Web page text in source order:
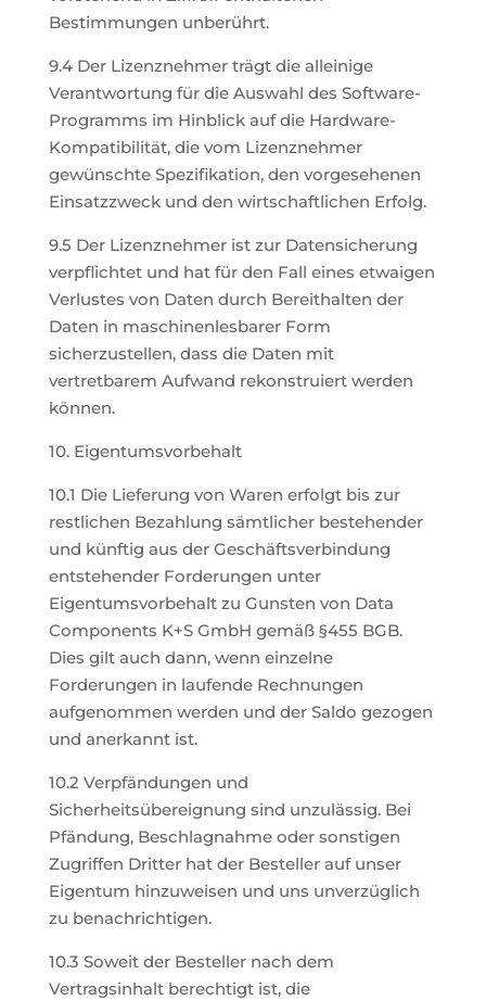
Bestimmungen unberührt.
9.4 Der Lizenznehmer trägt die alleinige
Verantwortung für die Auswahl des Software-
Programms im Hinblick auf die Hardware-
Kompatibilität, die vom Lizenznehmer
gewünschte Spezifikation, den vorgesehenen
Einsatzzweck und den wirtschaftlichen Erfolg.
9.5 Der Lizenznehmer ist zur Datensicherung
verpflichtet und hat für den Fall eines etwaigen
Verlustes von Daten durch Bereithalten der
Daten in maschinenlesbarer Form
sicherzustellen, dass die Daten mit
vertretbarem Aufwand rekonstruiert werden
können.
10. Eigentumsvorbehalt
10.1 Die Lieferung von Waren erfolgt bis zur
restlichen Bezahlung sämtlicher bestehender
und künftig aus der Geschäftsverbindung
entstehender Forderungen unter
Eigentumsvorbehalt zu Gunsten von Data
Components K+S GmbH gemäß §455 BGB.
Dies gilt auch dann, wenn einzelne
Forderungen in laufende Rechnungen
aufgenommen werden und der Saldo gezogen
und anerkannt ist.
10.2 Verpfändungen und
Sicherheitsübereignung sind unzulässig. Bei
Pfändung, Beschlagnahme oder sonstigen
Zugriffen Dritter hat der Besteller auf unser
Eigentum hinzuweisen und uns unverzüglich
zu benachrichtigen.
10.3 Soweit der Besteller nach dem
Vertragsinhalt berechtigt ist, die